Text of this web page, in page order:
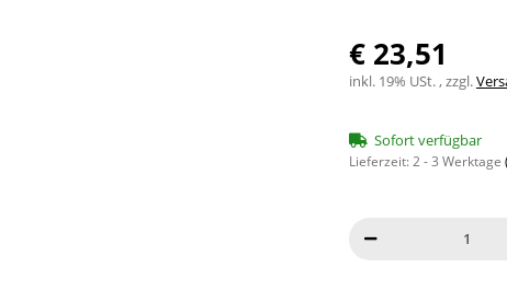
€ 23,51
inkl. 19% USt. , zzgl.
Sofort verfügbar
Lieferzeit:2 - 3 Werktage